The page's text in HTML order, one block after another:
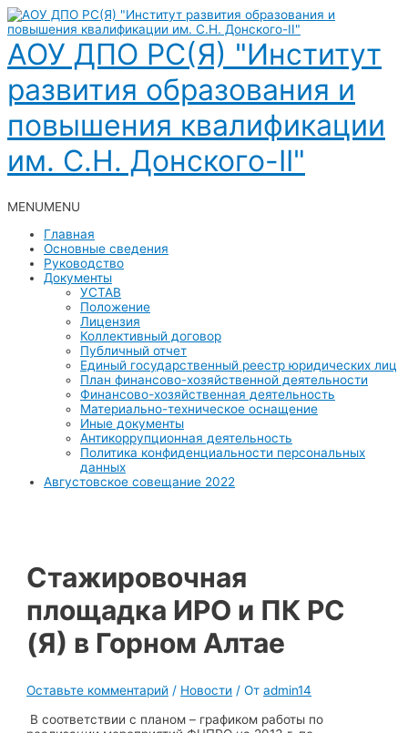
Перейти
к
содержимому
АОУ ДПО РС(Я) "Институт
развития образования и
повышения квалификации
им. С.Н. Донского-II"
меню
MENUMENU
Главная
Основные сведения
Руководство
Документы
УСТАВ
Положение
Лицензия
Коллективный договор
Публичный отчет
Единый государственный реестр юридических лиц
План финансово-хозяйственной деятельности
Финансово-хозяйственная деятельность
Материально-техническое оснащение
Иные документы
Антикоррупционная деятельность
Политика конфиденциальности персональных
данных
Августовское совещание 2022
Стажировочная
площадка ИРО и ПК РС
(Я) в Горном Алтае
Оставьте комментарий / Новости / От admin14
В соответствии с планом – графиком работы по